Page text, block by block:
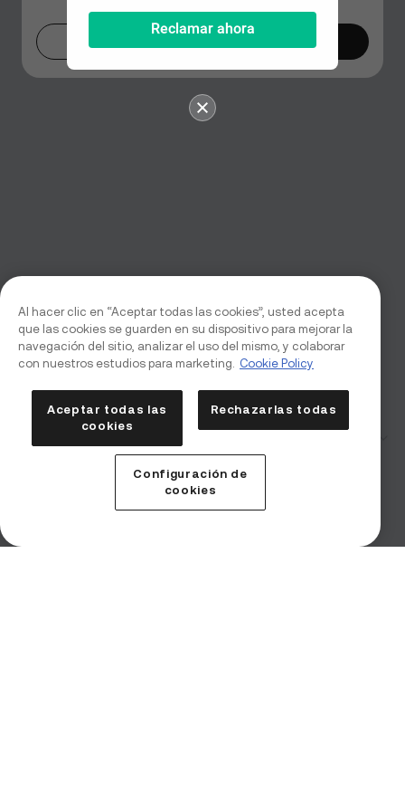
Declaración de riesgos
Al hacer clic en “Aceptar todas las cookies”, usted acepta
que las cookies se guarden en su dispositivo para mejorar la
navegación del sitio, analizar el uso del mismo, y colaborar
con nuestros estudios para marketing.
Cookie Policy
Aceptar todas las
cookies
Rechazarlas todas
Configuración de
cookies
Reclamar ahora